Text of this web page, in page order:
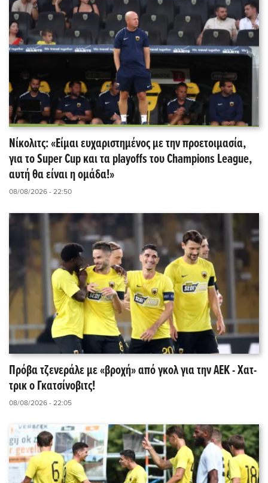
Νίκολιτς: «Είμαι ευχαριστημένος με την προετοιμασία,
για το Super Cup και τα playoffs του Champions League,
αυτή θα είναι η ομάδα!»
08/08/2026 - 22:50
Πρόβα τζενεράλε με «βροχή» από γκολ για την ΑΕΚ - Χατ-
τρικ ο Γκατσίνοβιτς!
08/08/2026 - 22:05